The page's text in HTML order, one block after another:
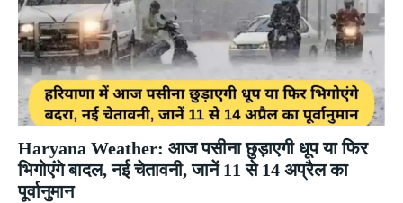
Haryana Weather: आज पसीना छुड़ाएगी धूप या फिर
भिगोएंगे बादल, नई चेतावनी, जानें 11 से 14 अप्रैल का
पूर्वानुमान